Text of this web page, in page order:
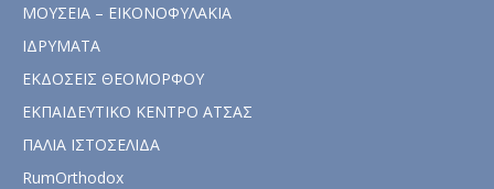
ΜΟΥΣΕΙΑ – ΕΙΚΟΝΟΦΥΛΑΚΙΑ
ΙΔΡΥΜΑΤΑ
ΕΚΔΟΣΕΙΣ ΘΕΟΜΟΡΦΟΥ
ΕΚΠΑΙΔΕΥΤΙΚΟ ΚΕΝΤΡΟ ΑΤΣΑΣ
ΠΑΛΙΑ ΙΣΤΟΣΕΛΙΔΑ
RumOrthodox